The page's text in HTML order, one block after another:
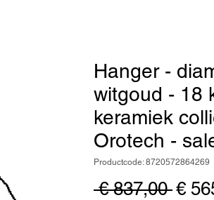
Hanger -
witgoud - 18
keramiek
Orotech -
Productcode: 8720572864269
€ 837,00 €